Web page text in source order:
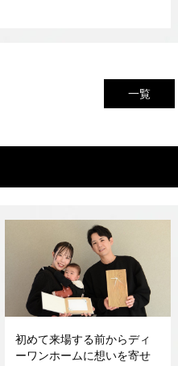
一覧
初めて来場する前からディ
ーワンホームに想いを寄せ